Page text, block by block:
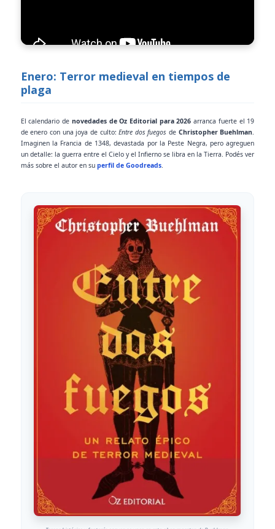
Enero: Terror medieval en tiempos de
plaga
El calendario de novedades de Oz Editorial para 2026 arranca fuerte el 19
de enero con una joya de culto:Entre dos fuegos de Christopher Buehlman.
Imaginen la Francia de 1348, devastada por la Peste Negra, pero agreguen
un detalle: la guerra entre el Cielo y el Infierno se libra en la Tierra. Podés ver
más sobre el autor en su perfil de Goodreads.